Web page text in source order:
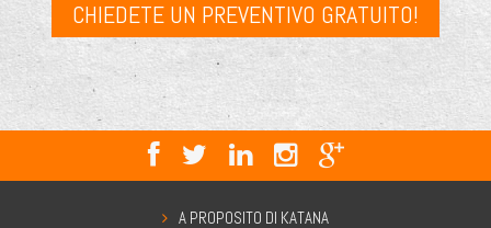
CHIEDETE UN PREVENTIVO GRATUITO!
A PROPOSITO DI KATANA